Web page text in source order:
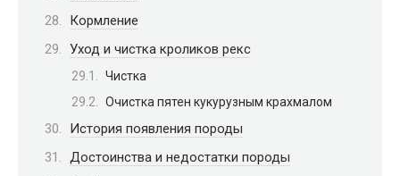
Кормление
Уход и чистка кроликов рекс
Чистка
Очистка пятен кукурузным крахмалом
История появления породы
Достоинства и недостатки породы